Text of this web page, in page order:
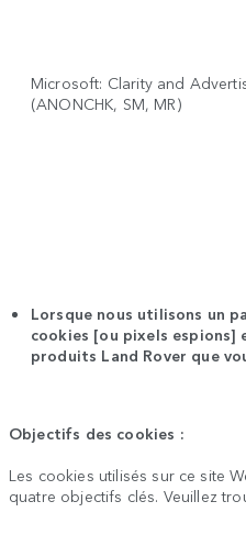
Microsoft: Clarity and
(ANONCHK, SM, MR)
Lorsque nous utilisons un
cookies [ou pixels espions]
produits Land Rover que
Objectifs des cookies :
Les cookies utilisés sur ce site
quatre objectifs clés. Veuillez